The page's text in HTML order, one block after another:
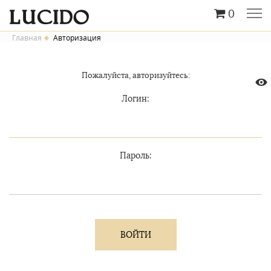
0
Главная Авторизация
Пожалуйста, авторизуйтесь:
Логин:
Пароль: